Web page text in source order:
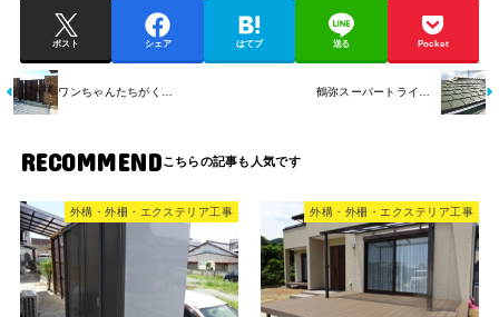
ポスト シェア はてブ 送る Pocket
ワンちゃんたちがくつろぎ、楽しむお庭になりました。新築外構工事【豊橋市】 鶴弥スーパートライ平板陶器瓦屋根葺替工事：スタンダードカラーは屋根をおおらかに強調します。
RECOMMEND
外構・外柵・エクステリア工事 外構・外柵・エクステリア工事